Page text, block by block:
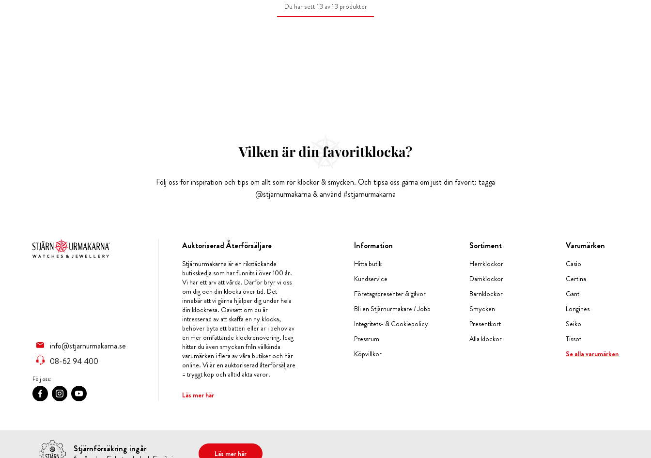
Du har sett 13 av 13 produkter
Vilken är din favoritklocka?
Följ oss för inspiration och tips om allt som rör klockor & smycken. Och tipsa oss gärna om just din favorit: tagga
@stjarnurmakarna & använd #stjarnurmakarna
info@stjarnurmakarna.se
08-62 94 400
Följ oss:
Auktoriserad Återförsäljare
Stjärnurmakarna är en rikstäckande
butikskedja som har funnits i över 100 år.
Vi har ett arv att vårda. Därför bryr vi oss
om dig och din klocka över tid. Det
innebär att vi gärna hjälper dig under hela
din klockresa. Oavsett om du är
intresserad av att skaffa en ny klocka,
behöver byta ett batteri eller är i behov av
en mer omfattande klockrenovering. Idag
hittar du även smycken från välkända
varumärken i flera av våra butiker och här
online. Vi är en auktoriserad återförsäljare
= tryggt köp och alltid äkta varor.
Läs mer här
Information
Hitta butik
Kundservice
Företagspresenter & gåvor
Bli en Stjärnurmakare / Jobb
Integritets- & Cookiepolicy
Pressrum
Köpvillkor
Sortiment
Herrklockor
Damklockor
Barnklockor
Smycken
Presentkort
Alla klockor
Varumärken
Casio
Certina
Gant
Longines
Seiko
Tissot
Se alla varumärken
Stjärnförsäkring ingår Läs mer här